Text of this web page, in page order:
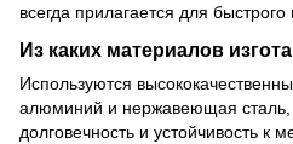
всегда прилагается для
Из каких материалов
Используются
алюминий и нержавеющая сталь,
долговечность и устойчивость к